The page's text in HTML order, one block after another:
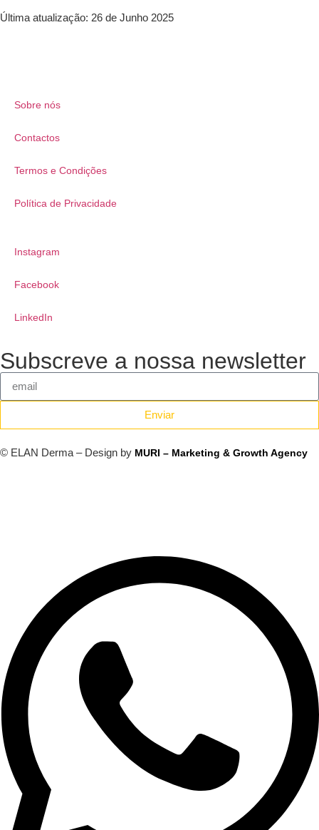
Última atualização: 26 de Junho 2025
Sobre nós
Contactos
Termos e Condições
Política de Privacidade
Instagram
Facebook
LinkedIn
Subscreve a nossa newsletter
Enviar
© ELAN Derma – Design by MURI – Marketing & Growth Agency